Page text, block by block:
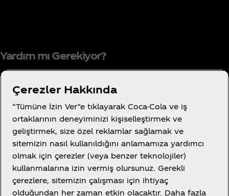
Yardım mı Gerekiyor?
Kullanım Koşulları
Tüketici Gizlilik Bildirimi
Tanımlama Bilgisi Ayarları
Çerez Bildirimi
Bilgi Toplumu Hizmetleri
Çerezler Hakkında
“Tümüne İzin Ver”e tıklayarak Coca-Cola ve iş
ortaklarının deneyiminizi kişiselleştirmek ve
geliştirmek, size özel reklamlar sağlamak ve
sitemizin nasıl kullanıldığını anlamamıza yardımcı
olmak için çerezler (veya benzer teknolojiler)
kullanmalarına izin vermiş olursunuz. Gerekli
çerezlere, sitemizin çalışması için ihtiyaç
olduğundan her zaman etkin olacaktır. Daha fazla